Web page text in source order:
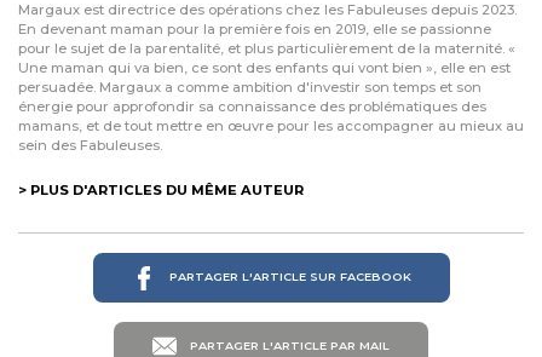
Margaux est directrice des opérations chez les Fabuleuses depuis 2023.
En devenant maman pour la première fois en 2019, elle se passionne
pour le sujet de la parentalité, et plus particulièrement de la maternité. «
Une maman qui va bien, ce sont des enfants qui vont bien », elle en est
persuadée. Margaux a comme ambition d'investir son temps et son
énergie pour approfondir sa connaissance des problématiques des
mamans, et de tout mettre en œuvre pour les accompagner au mieux au
sein des Fabuleuses.
> PLUS D'ARTICLES DU MÊME AUTEUR
PARTAGER L'ARTICLE SUR FACEBOOK
PARTAGER L'ARTICLE PAR MAIL